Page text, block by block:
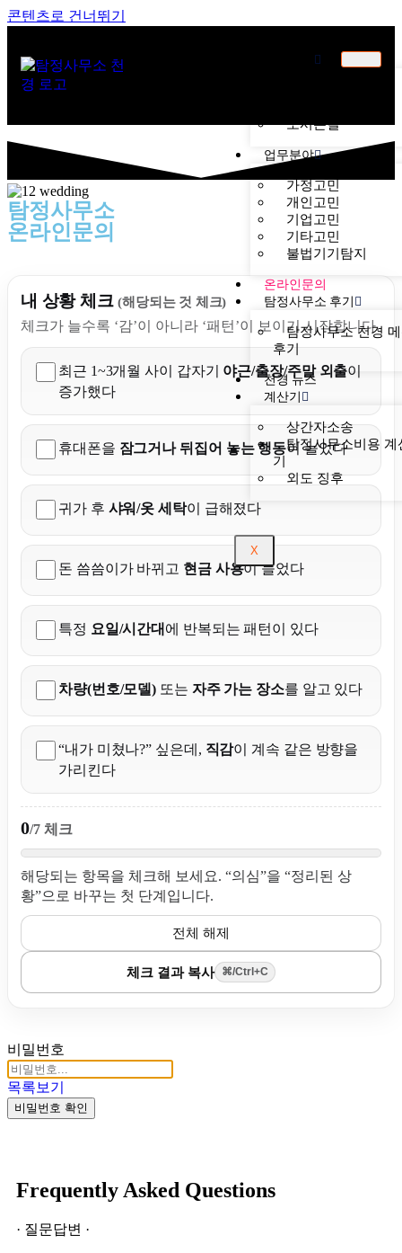
콘텐츠로 건너뛰기
오시는길
업무분야
가정고민
개인고민
기업고민
기타고민
불법기기탐지
온라인문의
탐정사무소 후기
탐정사무소 천경
후기
천경 뉴스
계산기
상간자소송
탐정사무소비용 계
기
외도 징후
X
탐정사무소
온라인문의
내 상황 체크(해당되는 것 체크)
체크가 늘수록 ‘감’이 아니라 ‘패턴’이 보이기 시작합니다.
최근 1~3개월 사이 갑자기 야근/출장/주말 외출이
증가했다
휴대폰을 잠그거나 뒤집어 놓는 행동이 늘었다
귀가 후 샤워/옷 세탁이 급해졌다
돈 씀씀이가 바뀌고 현금 사용이 늘었다
특정 요일/시간대 에 반복되는 패턴이 있다
차량(번호/모델) 또는 자주 가는 장소를 알고 있다
“내가 미쳤나?” 싶은데, 직감이 계속 같은 방향을
가리킨다
0/7 체크
해당되는 항목을 체크해 보세요. “의심”을 “정리된 상
황”으로 바꾸는 첫 단계입니다.
전체 해제
체크 결과 복사 ⌘/Ctrl+C
비밀번호
목록보기
비밀번호 확인
Frequently Asked Questions
· 질문답변 ·